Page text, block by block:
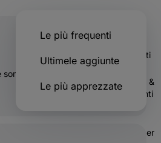
investimenti
Operazioni &
trasferimenti
Soluzioni per
Le più frequenti
Ultimele aggiunte
Le più apprezzate
860 voti